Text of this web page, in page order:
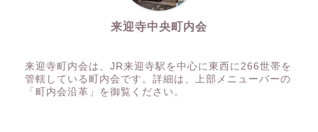
来迎寺中央町内会
来迎寺町内会は、JR来迎寺駅を中心に東西に266世帯を
管轄している町内会です。詳細は、上部メニューバーの
「町内会沿革」を御覧ください。